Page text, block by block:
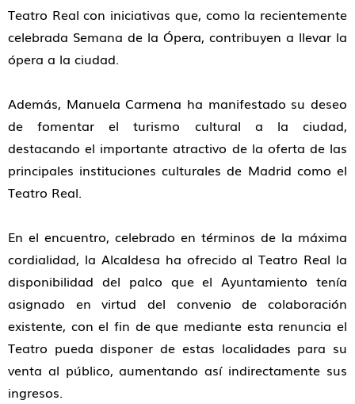
Teatro Real con iniciativas que, como la recientemente
celebrada Semana de la Ópera, contribuyen a llevar la
ópera a la ciudad.
Además, Manuela Carmena ha manifestado su deseo
de fomentar el turismo cultural a la ciudad,
destacando el importante atractivo de la oferta de las
principales instituciones culturales de Madrid como el
Teatro Real.
En el encuentro, celebrado en términos de la máxima
cordialidad, la Alcaldesa ha ofrecido al Teatro Real la
disponibilidad del palco que el Ayuntamiento tenía
asignado en virtud del convenio de colaboración
existente, con el fin de que mediante esta renuncia el
Teatro pueda disponer de estas localidades para su
venta al público, aumentando así indirectamente sus
ingresos.